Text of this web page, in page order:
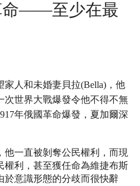
命——至少在最
家人和未婚妻貝拉(Bella)，他
次世界大戰爆發令他不得不無
年俄國革命爆發，夏加爾深
一直被剝奪公民權利，而現
權利，甚至獲任命為維捷布斯
於意識形態的分歧而很快辭